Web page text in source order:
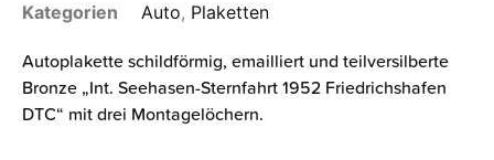
Kategorien Auto, Plaketten
Autoplakette schildförmig, emailliert und teilversilberte
Bronze „Int. Seehasen-Sternfahrt 1952 Friedrichshafen
DTC“ mit drei Montagelöchern.